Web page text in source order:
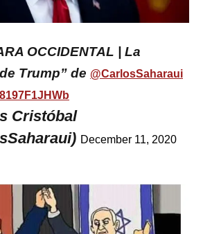
OCCIDENTAL | La
Trump” de @CarlosSaharaui
Cristóbal
December 11, 2020